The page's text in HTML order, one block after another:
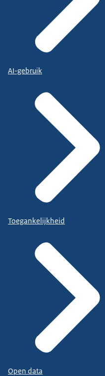
AI-gebruik
Toegankelijkheid
Open data